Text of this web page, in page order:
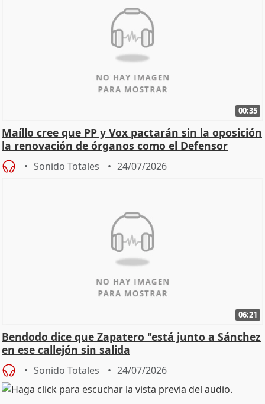
00:35
Maíllo cree que PP y Vox pactarán sin la oposición
la renovación de órganos como el Defensor
Sonido Totales 24/07/2026
06:21
Bendodo dice que Zapatero "está junto a Sánchez
en ese callejón sin salida
Sonido Totales 24/07/2026